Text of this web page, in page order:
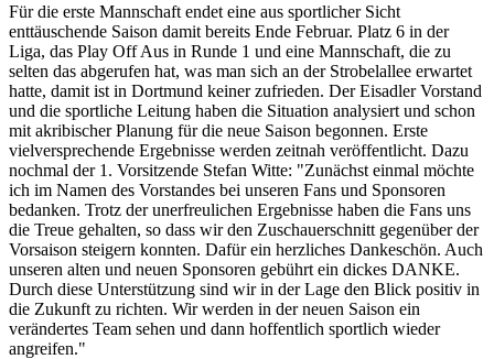
Für die erste Mannschaft endet eine aus sportlicher Sicht
enttäuschende Saison damit bereits Ende Februar. Platz 6 in der
Liga, das Play Off Aus in Runde 1 und eine Mannschaft, die zu
selten das abgerufen hat, was man sich an der Strobelallee erwartet
hatte, damit ist in Dortmund keiner zufrieden. Der Eisadler Vorstand
und die sportliche Leitung haben die Situation analysiert und schon
mit akribischer Planung für die neue Saison begonnen. Erste
vielversprechende Ergebnisse werden zeitnah veröffentlicht. Dazu
nochmal der 1. Vorsitzende Stefan Witte: "Zunächst einmal möchte
ich im Namen des Vorstandes bei unseren Fans und Sponsoren
bedanken. Trotz der unerfreulichen Ergebnisse haben die Fans uns
die Treue gehalten, so dass wir den Zuschauerschnitt gegenüber der
Vorsaison steigern konnten. Dafür ein herzliches Dankeschön. Auch
unseren alten und neuen Sponsoren gebührt ein dickes DANKE.
Durch diese Unterstützung sind wir in der Lage den Blick positiv in
die Zukunft zu richten. Wir werden in der neuen Saison ein
verändertes Team sehen und dann hoffentlich sportlich wieder
angreifen."